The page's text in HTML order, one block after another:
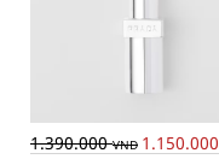
1.390.000VNĐ 1.150.000